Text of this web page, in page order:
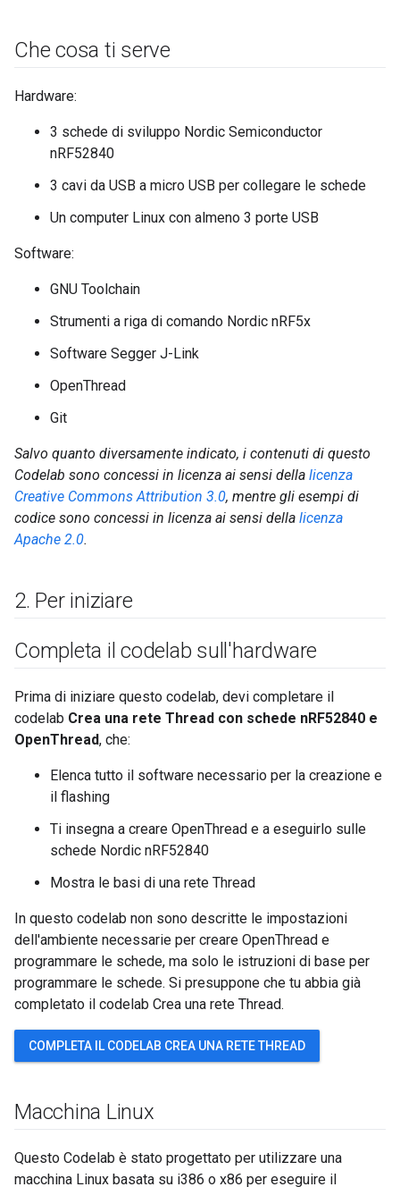
Che cosa ti serve
Hardware:
3 schede di sviluppo Nordic Semiconductor
nRF52840
3 cavi da USB a micro USB per collegare le schede
Un computer Linux con almeno 3 porte USB
Software:
GNU Toolchain
Strumenti a riga di comando Nordic nRF5x
Software Segger J-Link
OpenThread
Git
Salvo quanto diversamente indicato, i contenuti di questo
Codelab sono concessi in licenza ai sensi della licenza
Creative Commons Attribution 3.0, mentre gli esempi di
codice sono concessi in licenza ai sensi della licenza
Apache 2.0.
2. Per iniziare
Completa il codelab sull'hardware
Prima di iniziare questo codelab, devi completare il
codelab Crea una rete Thread con schede nRF52840 e
OpenThread, che:
Elenca tutto il software necessario per la creazione e
il flashing
Ti insegna a creare OpenThread e a eseguirlo sulle
schede Nordic nRF52840
Mostra le basi di una rete Thread
In questo codelab non sono descritte le impostazioni
dell'ambiente necessarie per creare OpenThread e
programmare le schede, ma solo le istruzioni di base per
programmare le schede. Si presuppone che tu abbia già
completato il codelab Crea una rete Thread.
COMPLETA IL CODELAB CREA UNA RETE THREAD
Macchina Linux
Questo Codelab è stato progettato per utilizzare una
macchina Linux basata su i386 o x86 per eseguire il